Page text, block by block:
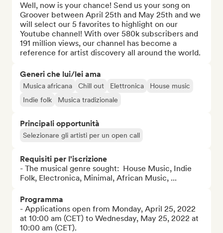
Well, now is your chance! Send us your song on
Groover between April 25th and May 25th and we
will select our 5 favorites to highlight on our
Youtube channel! With over 580k subscribers and
191 million views, our channel has become a
reference for artist discovery all around the world.
Generi che lui/lei ama
Musica africana Chill out Elettronica
House music
Indie folk
Musica tradizionale
Principali opportunità
Selezionare gli artisti per un open call
Requisiti per l'iscrizione
- The musical genre sought:  House Music, Indie
Folk, Electronica, Minimal, African Music, ...
Programma
- Applications open from Monday, April 25, 2022
at 10:00 am (CET) to Wednesday, May 25, 2022 at
10:00 am (CET).